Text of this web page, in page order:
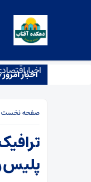
اخبار
اخبار
ویژه از مهاجم
صفحه نخست
پلیس